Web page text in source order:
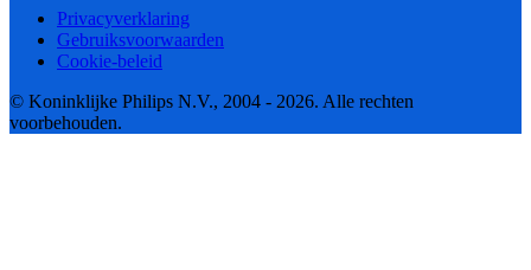
Privacyverklaring
Gebruiksvoorwaarden
Cookie-beleid
© Koninklijke Philips N.V., 2004 - 2026. Alle rechten
voorbehouden.